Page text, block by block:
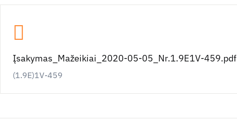
Įsakymas_Mažeikiai_2020-05-05_Nr.1.9E1V-459.pdf
(1.9E)1V-459